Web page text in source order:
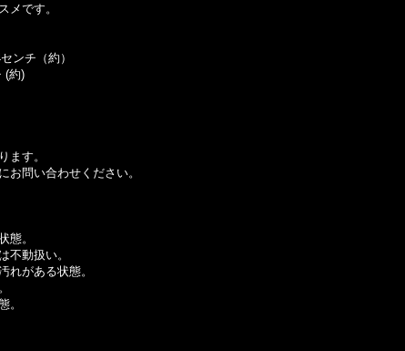
メです。
ンチ（約）
(約)
ます。
お問い合わせください。
。
動扱い。
がある状態。